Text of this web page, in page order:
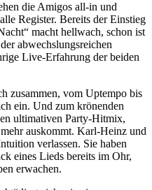
die Amigos all-in und
Register. Bereits der Einstieg
macht hellwach, schon ist
abwechslungsreichen
Live-Erfahrung der beiden
zusammen, vom Uptempo bis
ein. Und zum krönenden
ultimativen Party-Hitmix,
auskommt. Karl-Heinz und
verlassen. Sie haben
eines Lieds bereits im Ohr,
erwachen.